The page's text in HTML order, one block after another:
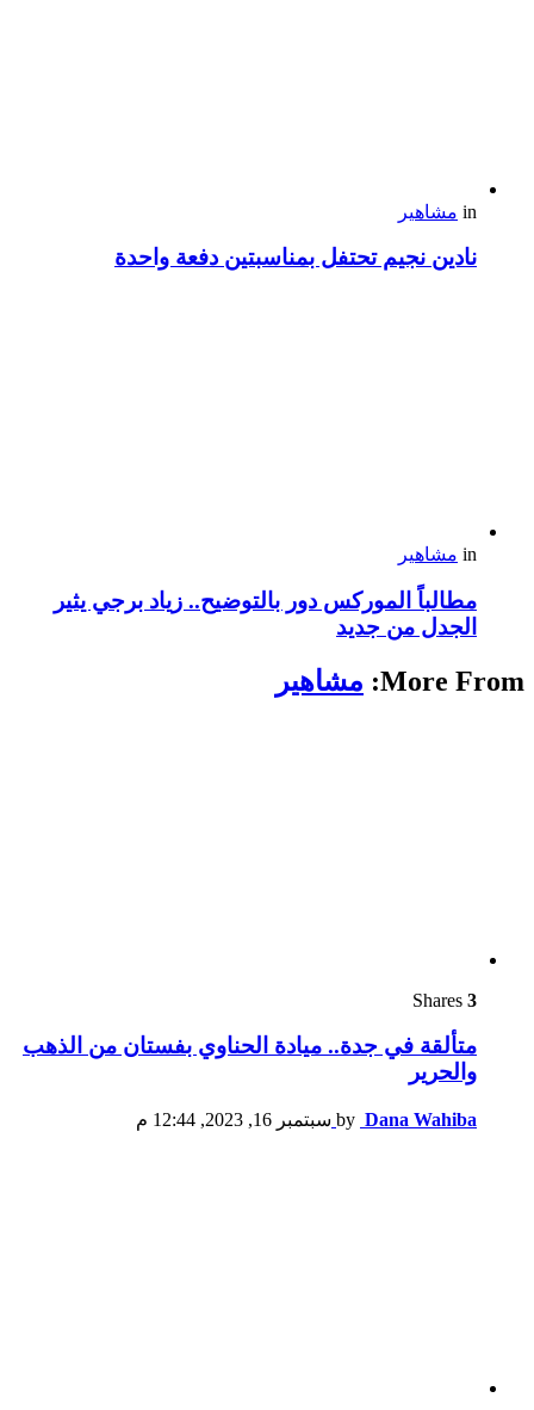
in مشاهير
نادين نجيم تحتفل بمناسبتين دفعة واحدة
in مشاهير
مطالباً الموركس دور بالتوضيح.. زياد برجي يثير
الجدل من جديد
More From: مشاهير
3
متألقة في جدة.. ميادة الحناوي بفستان من الذهب
والحرير
by Dana Wahiba سبتمبر 16, 2023, 12:44 م